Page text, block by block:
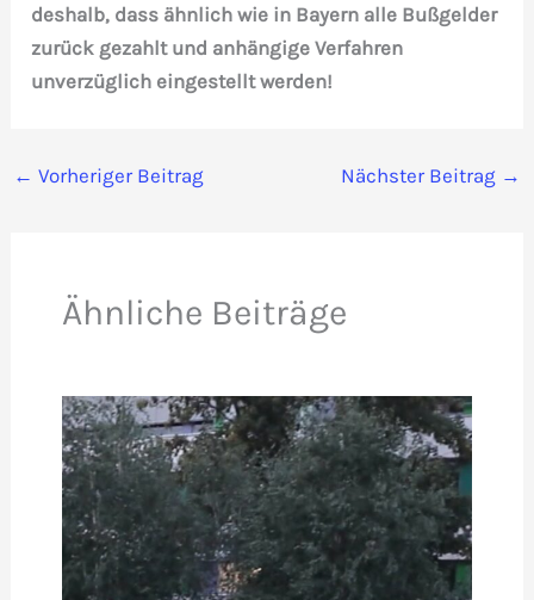
deshalb, dass ähnlich wie in Bayern alle Bußgelder
zurück gezahlt und anhängige Verfahren
unverzüglich eingestellt werden!
← Vorheriger Beitrag Nächster Beitrag →
Ähnliche Beiträge